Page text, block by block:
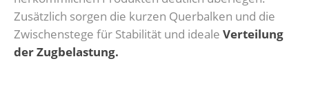
Zusätzlich sorgen die kurzen Querbalken und die
Zwischenstege für Stabilität und ideale Verteilung
der Zugbelastung.